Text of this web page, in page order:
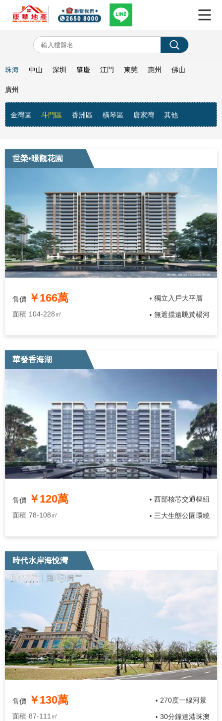
珠海
金灣區 斗門區 香洲區 橫琴區 唐家灣 其他
中山 深圳 肇慶 江門 東莞 惠州 佛山
廣州
世榮•暻觀花園
售價 ￥166萬
面積 104-228㎡
• 獨立入戶大平層
• 無遮擋遠眺黃楊河
華發香海湖
售價 ￥120萬
面積 78-108㎡
• 西部核芯交通樞紐
• 三大生態公園環繞
時代水岸海悅灣
售價 ￥130萬
面積 87-111㎡
• 270度一線河景
• 30分鐘達港珠澳